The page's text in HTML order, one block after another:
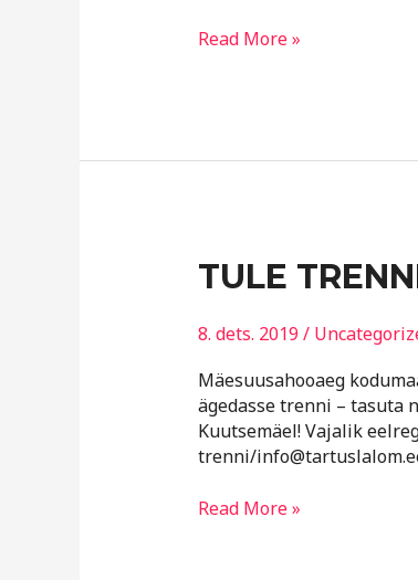
Read More »
TULE
8. dets. 2019 /
Mäesuusahooaeg
ägedasse trenni – tasuta
Kuutsemäel! Vajalik
trenni/
TULE
TRENNI!
Read More »